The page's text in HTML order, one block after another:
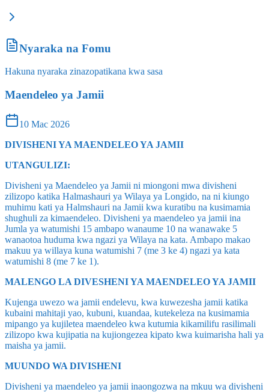
Nyaraka na Fomu
Hakuna nyaraka zinazopatikana kwa sasa
Maendeleo ya Jamii
10 Mac 2026
DIVISHENI YA MAENDELEO YA JAMII
UTANGULIZI:
Divisheni ya Maendeleo ya Jamii ni miongoni mwa divisheni
zilizopo katika Halmashauri ya Wilaya ya Longido, na ni kiungo
muhimu kati ya Halmshauri na Jamii kwa kuratibu na kusimamia
shughuli za kimaendeleo. Divisheni ya maendeleo ya jamii ina
Jumla ya watumishi 15 ambapo wanaume 10 na wanawake 5
wanaotoa huduma kwa ngazi ya Wilaya na kata. Ambapo makao
makuu ya willaya kuna watumishi 7 (me 3 ke 4) ngazi ya kata
watumishi 8 (me 7 ke 1).
MALENGO LA DIVESHENI YA MAENDELEO YA JAMII
Kujenga uwezo wa jamii endelevu, kwa kuwezesha jamii katika
kubaini mahitaji yao, kubuni, kuandaa, kutekeleza na kusimamia
mipango ya kujiletea maendeleo kwa kutumia kikamilifu rasilimali
zilizopo kwa kujipatia na kujiongezea kipato kwa kuimarisha hali ya
maisha ya jamii.
MUUNDO WA DIVISHENI
Divisheni ya maendeleo ya jamii inaongozwa na mkuu wa divisheni